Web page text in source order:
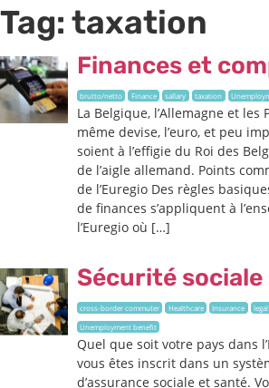
Tag: taxation
Finances et
brutto/netto Finance sallary taxation
La Belgique, l’Allemagne et les
même devise, l’euro, et peu
soient à l’effigie du Roi des
de l’aigle allemand. Points
de l’Euregio Des règles
de finances s’appliquent à
l’Euregio où […]
Sécurité sociale
cross-border commuter Healthcare Insurance
Unemployment benefit
Quel que soit votre pays dans
vous êtes inscrit dans un
d’assurance sociale et santé.